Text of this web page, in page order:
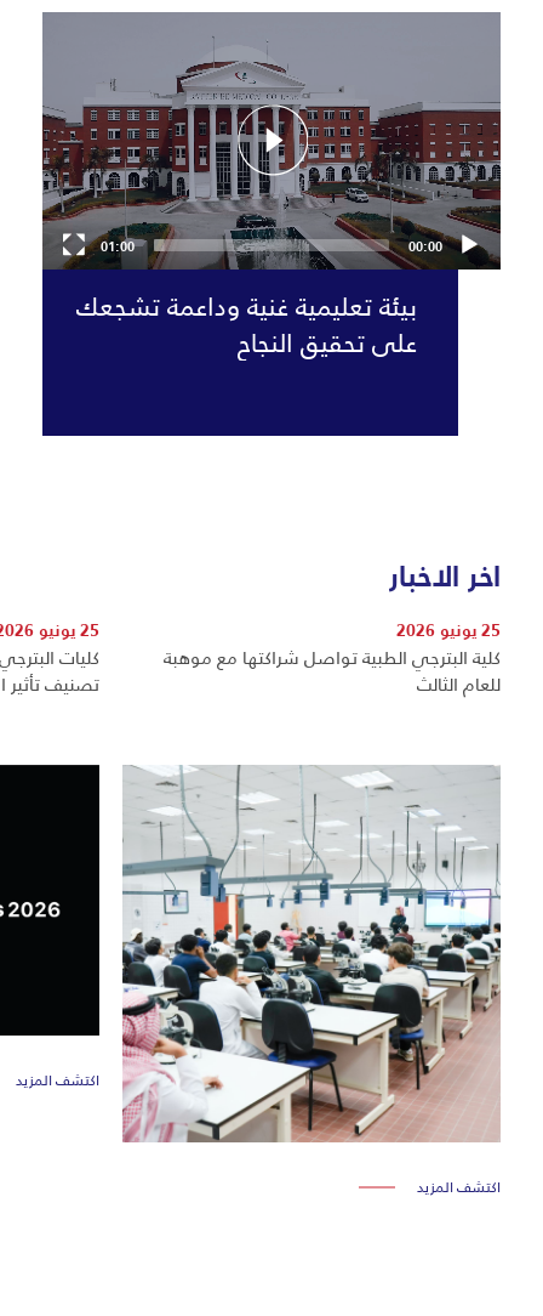
Video
00:00
01:00
بيئة تعليمية غنية وداعمة تشجعك
على تحقيق النجاح
اخر الاخبار
25 يونيو 2026
كلية البترجي الطبية تواصل شراكتها مع موهبة
للعام الثالث
اكتشف المزيد
25 يونيو 2026
كليات
تصنيف تأثير
اكتشف المزيد